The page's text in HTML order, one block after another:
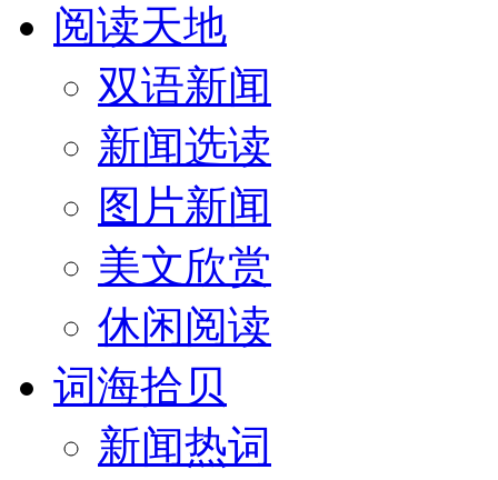
阅读天地
双语新闻
新闻选读
图片新闻
美文欣赏
休闲阅读
词海拾贝
新闻热词